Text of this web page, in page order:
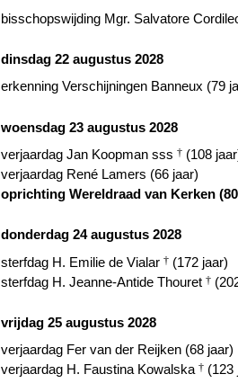
bisschopswijding Mgr. Salvatore
dinsdag 22 augustus 2028
erkenning Verschijningen Banneux (79
woensdag 23 augustus 2028
verjaardag Jan Koopman sss † (108
verjaardag René Lamers (66 jaar)
oprichting Wereldraad van Kerken
donderdag 24 augustus 2028
sterfdag H. Emilie de Vialar † (172 jaar)
sterfdag H. Jeanne-Antide Thouret †
vrijdag 25 augustus 2028
verjaardag Fer van der Reijken (68 jaar)
verjaardag H. Faustina Kowalska † (123